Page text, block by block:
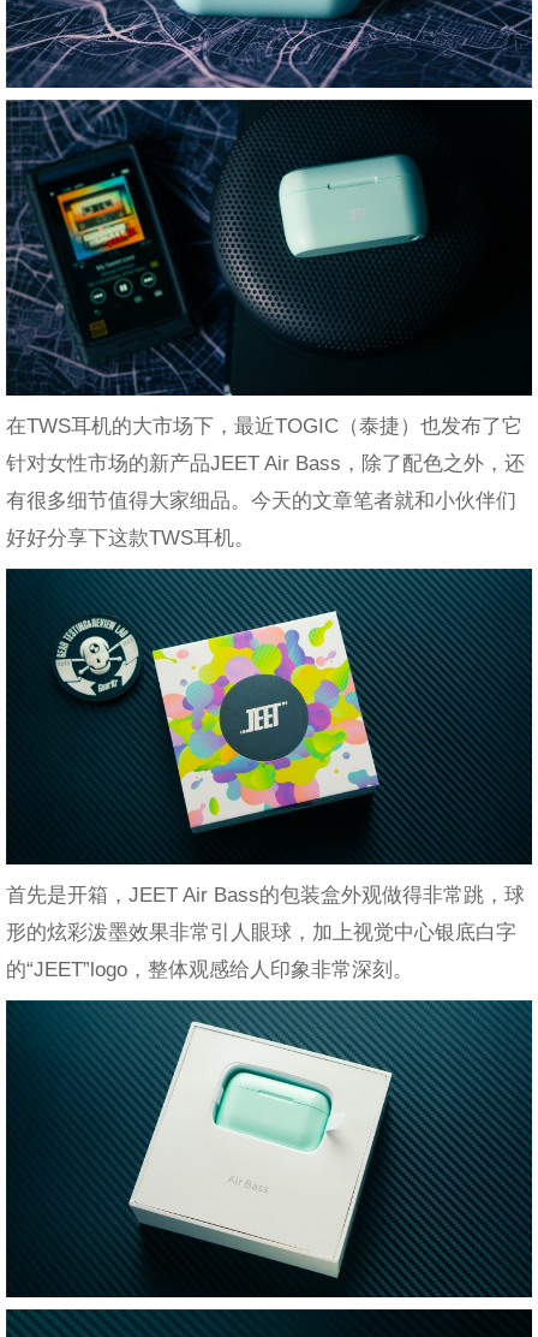
在TWS耳机的大市场下，最近TOGIC（泰捷）也发布了它
针对女性市场的新产品JEET Air Bass，除了配色之外，还
有很多细节值得大家细品。今天的文章笔者就和小伙伴们
好好分享下这款TWS耳机。
首先是开箱，JEET Air Bass的包装盒外观做得非常跳，球
形的炫彩泼墨效果非常引人眼球，加上视觉中心银底白字
的“JEET”logo，整体观感给人印象非常深刻。